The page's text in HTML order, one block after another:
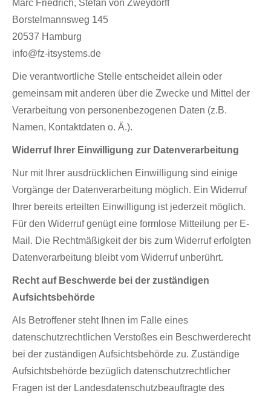
Marc Friedrich, Stefan von Zweydorff
Borstelmannsweg 145
20537 Hamburg
info@fz-itsystems.de
Die verantwortliche Stelle entscheidet allein oder
gemeinsam mit anderen über die Zwecke und Mittel der
Verarbeitung von personenbezogenen Daten (z.B.
Namen, Kontaktdaten o. Ä.).
Widerruf Ihrer Einwilligung zur Datenverarbeitung
Nur mit Ihrer ausdrücklichen Einwilligung sind einige
Vorgänge der Datenverarbeitung möglich. Ein Widerruf
Ihrer bereits erteilten Einwilligung ist jederzeit möglich.
Für den Widerruf genügt eine formlose Mitteilung per E-
Mail. Die Rechtmäßigkeit der bis zum Widerruf erfolgten
Datenverarbeitung bleibt vom Widerruf unberührt.
Recht auf Beschwerde bei der zuständigen
Aufsichtsbehörde
Als Betroffener steht Ihnen im Falle eines
datenschutzrechtlichen Verstoßes ein Beschwerderecht
bei der zuständigen Aufsichtsbehörde zu. Zuständige
Aufsichtsbehörde bezüglich datenschutzrechtlicher
Fragen ist der Landesdatenschutzbeauftragte des